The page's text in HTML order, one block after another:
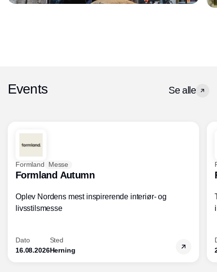
Events Se alle
Formland Messe
Formland Autumn
Oplev Nordens mest inspirerende interiør- og
livsstilsmesse
Dato
16.08.2026
Sted
Herning